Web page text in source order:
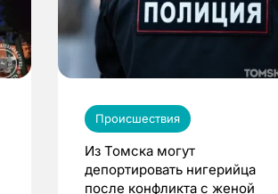
Происшествия
Из Томска могут
депортировать нигерийца
после конфликта с женой